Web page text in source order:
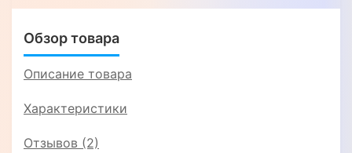
Обзор товара
Описание товара
Характеристики
Отзывов (2)